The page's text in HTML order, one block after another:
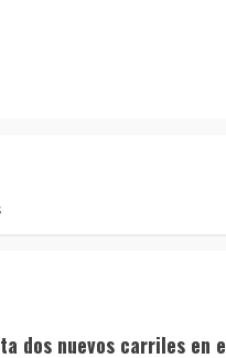
dos nuevos carriles en